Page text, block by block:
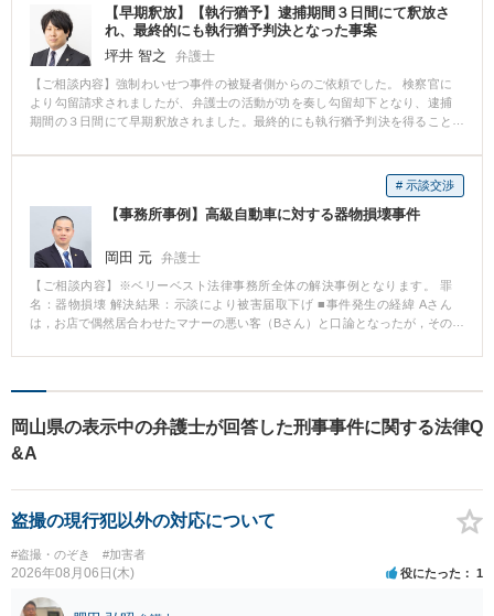
ので、お早めにご相談ください。
【早期釈放】【執行猶予】逮捕期間３日間にて釈放さ
れ、最終的にも執行猶予判決となった事案
坪井 智之
弁護士
【ご相談内容】強制わいせつ事件の被疑者側からのご依頼でした。 検察官に
より勾留請求されましたが、弁護士の活動が功を奏し勾留却下となり、逮捕
期間の３日間にて早期釈放されました。最終的にも執行猶予判決を得ること
# 示談交渉
【事務所事例】高級自動車に対する器物損壊事件
岡田 元 弁護士
【ご相談内容】※ベリーベスト法律事務所全体の解決事例となります。 罪
名：器物損壊 解決結果：示談により被害届取下げ ■事件発生の経緯 Aさん
は，お店で偶然居合わせたマナーの悪い客（Bさん）と口論となったが，その
さんの自動車に対し，近くに有った石で多数の傷をつけた（修理費約150万
行を認めていたが，刑事処分によって前科が付くことだけは避けたいとのこ
とでした。 そのためには，早期に示談をまとめる必要があり、早急に捜査機
関に協力を求め、被害者との接触を試みました。 被害者の方は額によっては
の費用が正確なものであるのかが問題となりました。 口頭で提示される数字
ではなく，修理したディーラーの正式な見積書を検討し，結果，提示された
額より低廉な額で合意に至り，示談がまとまりました。 最終的に，BさんはA
さんの処罰は望まないとの誓約書にサインまでしてもらいました。 その結
果，Aさんには刑事処分なしという結論で事件は終えました。 ■解決のポイン
捜査機関にAさんに有利な事実を申し出た上，、被害者と早期に示談交渉を開
岡山県の表示中の弁護士が回答した刑事事件に関する法律Q
&A
盗撮の現行犯以外の対応について
#盗撮・のぞき #加害者
2026年08月06日(木) 役にたった 1